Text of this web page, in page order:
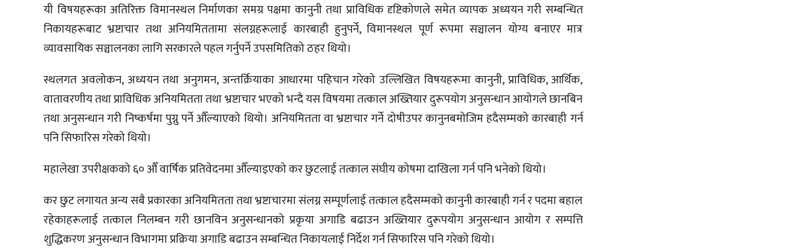
यी विषयहरूका अतिरिक्त विमानस्थल निर्माणका समग्र पक्षमा कानुनी तथा प्राविधिक दृष्टिकोणले समेत व्यापक अध्ययन गरी सम्बन्धित
निकायहरूबाट भ्रष्टाचार तथा अनियमिततामा संलग्नहरूलाई कारबाही हुनुपर्ने, विमानस्थल पूर्ण रूपमा सञ्चालन योग्य बनाएर मात्र
व्यावसायिक सञ्चालनका लागि सरकारले पहल गर्नुपर्ने उपसमितिको ठहर थियो।
स्थलगत अवलोकन, अध्ययन तथा अनुगमन, अन्तर्क्रियाका आधारमा पहिचान गरेको उल्लिखित विषयहरूमा कानुनी, प्राविधिक, आर्थिक,
वातावरणीय तथा प्राविधिक अनियमितता तथा भ्रष्टाचार भएको भन्दै यस विषयमा तत्काल अख्तियार दुरूपयोग अनुसन्धान आयोगले छानबिन
तथा अनुसन्धान गरी निष्कर्षमा पुग्नु पर्ने औँल्याएको थियो। अनियमितता वा भ्रष्टाचार गर्ने दोषीउपर कानुनबमोजिम हदैसम्मको कारबाही गर्न
पनि सिफारिस गरेको थियो।
महालेखा उपरीक्षकको ६० औँ वार्षिक प्रतिवेदनमा औँल्याइएको कर छुटलाई तत्काल संघीय कोषमा दाखिला गर्न पनि भनेको थियो।
कर छुट लगायत अन्य सबै प्रकारका अनियमितता तथा भ्रष्टाचारमा संलग्न सम्पूर्णलाई तत्काल हदैसम्मको कानुनी कारबाही गर्न र पदमा बहाल
रहेकाहरूलाई तत्काल निलम्बन गरी छानविन अनुसन्धानको प्रकृया अगाडि बढाउन अख्तियार दुरूपयोग अनुसन्धान आयोग र सम्पत्ति
शुद्धिकरण अनुसन्धान विभागमा प्रक्रिया अगाडि बढाउन सम्बन्धित निकायलाई निर्देश गर्न सिफारिस पनि गरेको थियो।